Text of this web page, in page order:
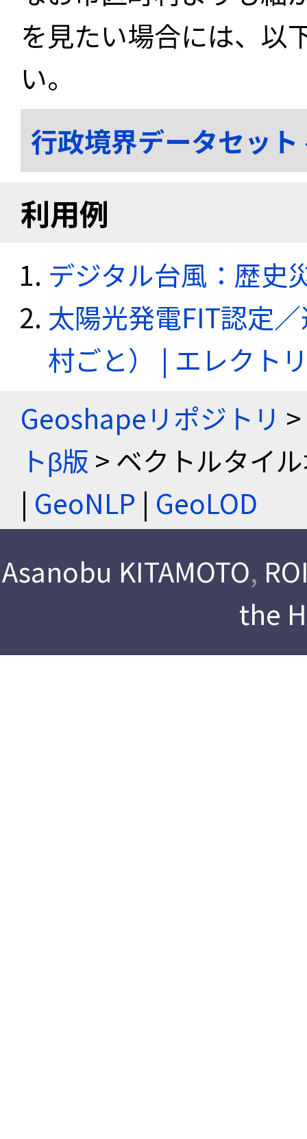
を見たい場合には、以
い。
行政境界データセッ
利用例
デジタル台風：歴史
太陽光発電FIT認定
村ごと） | エレクト
Geoshapeリポジトリ >
トβ版 > ベクトルタイ
| GeoNLP | GeoLOD
Asanobu KITAMOTO,
the